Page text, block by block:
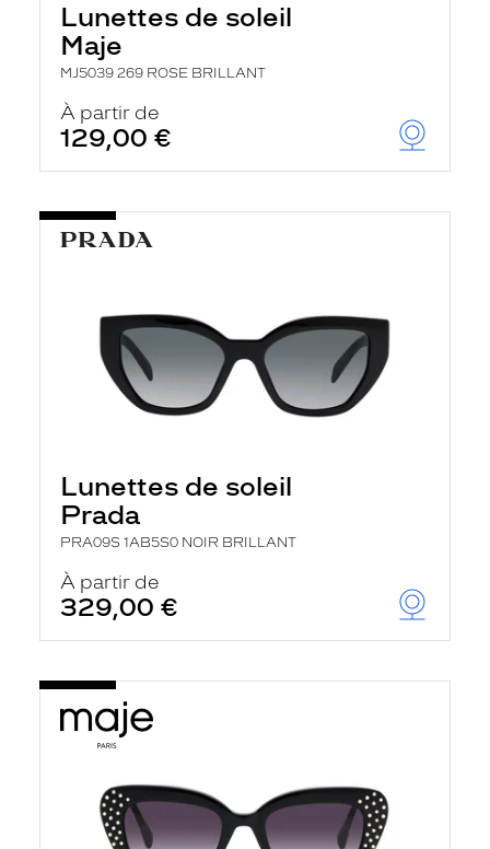
Lunettes de soleil
Maje
MJ5039 269 ROSE BRILLANT
À partir de
129,00 €
Lunettes de soleil
Prada
PRA09S 1AB5S0 NOIR BRILLANT
À partir de
329,00 €